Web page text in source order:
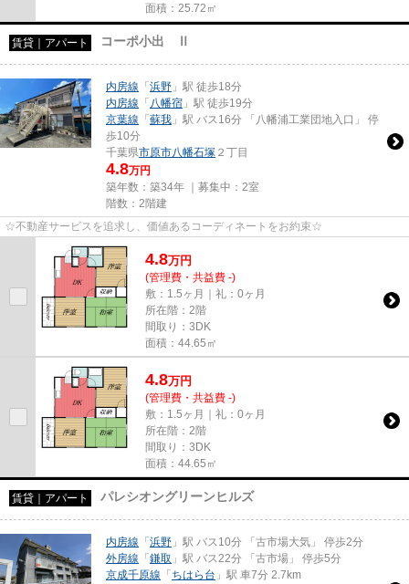
面積：25.72㎡
賃貸｜アパート コーポ小出 Ⅱ
内房線 「 浜野 」駅 徒歩18分
内房線 「 八幡宿 」駅 徒歩19分
京葉線 「 蘇我 」駅 バス16分 「八幡浦工業団地入口」 停
歩10分
千葉県市原市八幡石塚 ２丁目
4.8万円
築年数：築34年 ｜募集中： 2室
階数：2階建
☆不動産サービスを追求し、価値あるコーディネートをお約束☆
4.8万円
(管理費・共益費 -)
敷：1.5ヶ月｜礼：0ヶ月
所在階：2階
間取り：3DK
面積：44.65㎡
4.8万円
(管理費・共益費 -)
敷：1.5ヶ月｜礼：0ヶ月
所在階：2階
間取り：3DK
面積：44.65㎡
賃貸｜アパート パレシオングリーンヒルズ
内房線 「 浜野 」駅 バス10分 「古市場大気」 停歩2分
外房線 「 鎌取 」駅 バス22分 「古市場」 停歩5分
京成千原線 「 ちはら台 」駅 車7分 2.7km